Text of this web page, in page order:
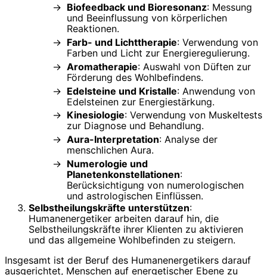
Biofeedback und Bioresonanz: Messung
und Beeinflussung von körperlichen
Reaktionen.
Farb- und Lichttherapie: Verwendung von
Farben und Licht zur Energieregulierung.
Aromatherapie: Auswahl von Düften zur
Förderung des Wohlbefindens.
Edelsteine und Kristalle: Anwendung von
Edelsteinen zur Energiestärkung.
Kinesiologie: Verwendung von Muskeltests
zur Diagnose und Behandlung.
Aura-Interpretation: Analyse der
menschlichen Aura.
Numerologie und
Planetenkonstellationen:
Berücksichtigung von numerologischen
und astrologischen Einflüssen.
Selbstheilungskräfte unterstützen:
Humanenergetiker arbeiten darauf hin, die
Selbstheilungskräfte ihrer Klienten zu aktivieren
und das allgemeine Wohlbefinden zu steigern.
Insgesamt ist der Beruf des Humanenergetikers darauf
ausgerichtet, Menschen auf energetischer Ebene zu